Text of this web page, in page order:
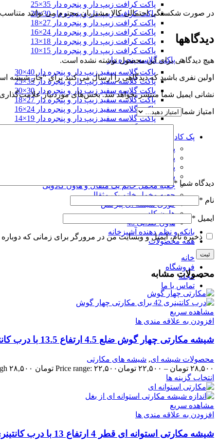
پاکت کرافت زیپ دار و پنجره دار 35×25
پاکت کرافت زیپ دار و پنجره دار 30×20
پاکت کرافت زیپ دار و پنجره دار 27×18
پاکت کرافت زیپ دار و پنجره دار 24×16
پاکت کرافت زیپ دار و پنجره دار 18×13
پاکت کرافت زیپ دار و پنجره دار 15×10
پاکت گلاسه پنجره دار
پاکت گلاسه سفید زیپ دار و پنجره دار 40×30
پاکت گلاسه سفید زیپ دار و پنجره دار 35×25
پاکت گلاسه سفید زیپ دار و پنجره دار 30×20
پاکت گلاسه سفید زیپ دار و پنجره دار 27×18
پاکت گلاسه سفید زیپ دار و پنجره دار 24×16
پاکت گلاسه سفید زیپ دار و پنجره دار 19×14
پاکت گلاسه سفید زیپ دار و پنجره دار 15×10
پک کادویی
پک کادویی زعفران مخمل دو خاتم یک مثقال و قوری و
پک کادویی زعفران ترمه دو خاتم یک مثقال و قوری و هاون
پک کادویی زعفران مخمل تک خاتم یک مثقال و قوری و
پک کادویی زعفران ترمه تک خاتم یک مثقال و قوری و
جعبه مخمل خاتم یک مثقال و هاون کادویی
جعبه مخمل خاتم یک مثقال
قوری شیشه ای پیرکس
هاون کادویی
هاون گلدانی 40
بانکه و نظم دهنده آشپزخانه
همه محصولات
خانه
فروشگاه
مجله
تماس با ما
در صورت شکستگی احتمالی کالا مشتریان محترم می توانند متناسب
دیدگاهها
هیچ دیدگاهی برای این محصول نوشته نشده است.
اولین نفری باشید که دیدگاهی را ارسال می کنید برای “جار شیشه استوانه ای قطر 7 ارتفاع
نشانی ایمیل شما منتشر نخواهد شد. بخش‌های موردنیاز
امتیاز شما
دیدگاه شما *
نام *
ایمیل *
ذخیره نام، ایمیل و وبسایت من در مرورگر برای زمانی که
محصولات مشابه
مشاهده سریع
افزودن به علاقه مندی ها
شیشه مکارتی چهار گوش ضلع 4.5 ارتفاع 13.5 با درب کانتینری 42
محصولات شیشه ای, شیشه های مکارتی
۲۸,۵۰۰ تومان – ۲۲,۵۰۰ تومان Price range: ۲۲,۵۰۰ تومان through ۲۸,۵۰۰ تومان
انتخاب گزینه ها
مشاهده سریع
افزودن به علاقه مندی ها
شیشه مکارتی استوانه ای قطر 4 ارتفاع 13 با درب کانتینری 42